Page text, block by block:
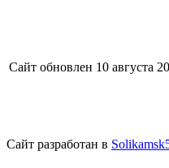
Сайт обновлен 10 августа
Сайт разработан в